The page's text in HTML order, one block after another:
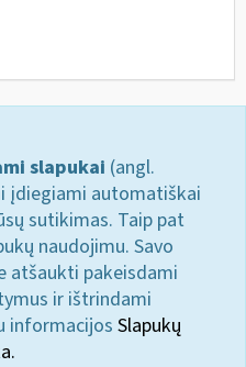
slapukai (angl.
įdiegiami automatiškai
sutikimas. Taip pat
naudojimu. Savo
atšaukti pakeisdami
ir ištrindami
informacijos Slapukų